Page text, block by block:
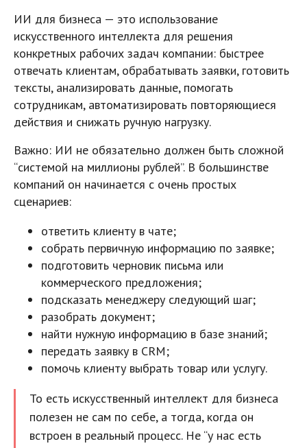
ИИ для бизнеса — это использование
искусственного интеллекта для решения
конкретных рабочих задач компании: быстрее
отвечать клиентам, обрабатывать заявки, готовить
тексты, анализировать данные, помогать
сотрудникам, автоматизировать повторяющиеся
действия и снижать ручную нагрузку.
Важно: ИИ не обязательно должен быть сложной
“системой на миллионы рублей”. В большинстве
компаний он начинается с очень простых
сценариев:
ответить клиенту в чате;
собрать первичную информацию по заявке;
подготовить черновик письма или
коммерческого предложения;
подсказать менеджеру следующий шаг;
разобрать документ;
найти нужную информацию в базе знаний;
передать заявку в CRM;
помочь клиенту выбрать товар или услугу.
То есть искусственный интеллект для бизнеса
полезен не сам по себе, а тогда, когда он
встроен в реальный процесс. Не “у нас есть